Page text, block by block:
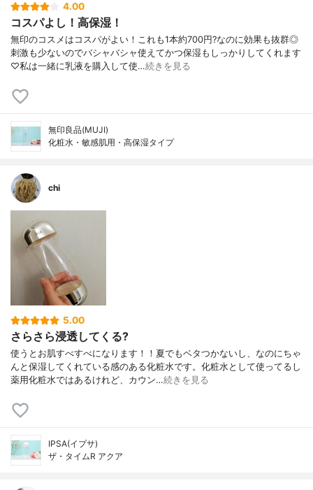
4.00
コスパよし！高保湿！
無印のコスメはコスパがよい！これも1本約700円?なのに効果も抜群◎
刺激も少ないのでバシャバシャ使えてかつ保湿もしっかりしてくれます
♡私は一緒に乳液を購入して使…続きを見る
無印良品(MUJI)
化粧水・敏感肌用・高保湿タイプ
chi
5.00
さらさら浸透してくる?
使うとお肌すべすべになります！！夏でもベタつかないし、なのにちゃ
んと保湿してくれている感のある化粧水です。化粧水として使ってるし
薬用化粧水ではあるけれど、カウン…続きを見る
IPSA(イプサ)
ザ・タイムR アクア